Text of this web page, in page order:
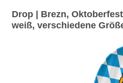
Drop | Brezn,
weiß, verschiedene